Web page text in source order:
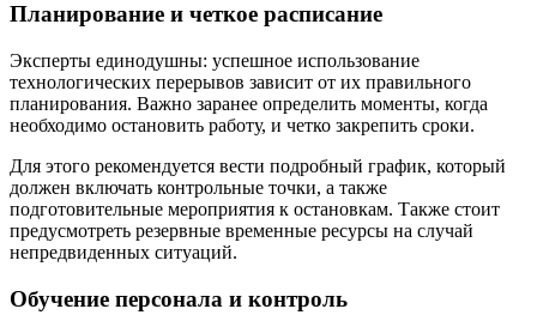
Планирование и четкое расписание
Эксперты единодушны: успешное использование
технологических перерывов зависит от их правильного
планирования. Важно заранее определить моменты, когда
необходимо остановить работу, и четко закрепить сроки.
Для этого рекомендуется вести подробный график, который
должен включать контрольные точки, а также
подготовительные мероприятия к остановкам. Также стоит
предусмотреть резервные временные ресурсы на случай
непредвиденных ситуаций.
Обучение персонала и контроль